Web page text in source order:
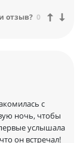
отзыв? 0
с
ночь, чтобы
услышала
он встречал!